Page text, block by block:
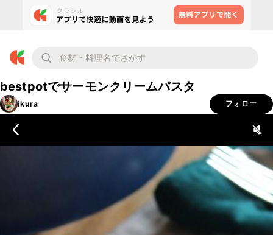
bestpotでサーモンクリームパスタ
ikura フォロー